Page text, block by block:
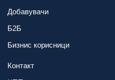
Добавувачи
Б2Б
Бизнис корисници
Контакт